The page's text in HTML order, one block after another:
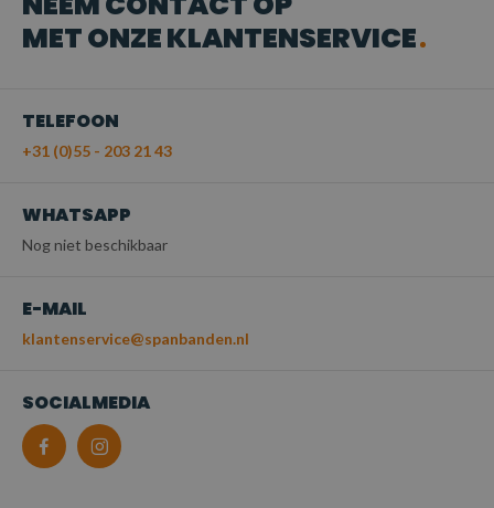
MET ONZE KLANTENSERVICE
TELEFOON
+31 (0)55 - 203 21 43
WHATSAPP
Nog niet beschikbaar
E-MAIL
klantenservice@spanbanden.nl
SOCIALMEDIA